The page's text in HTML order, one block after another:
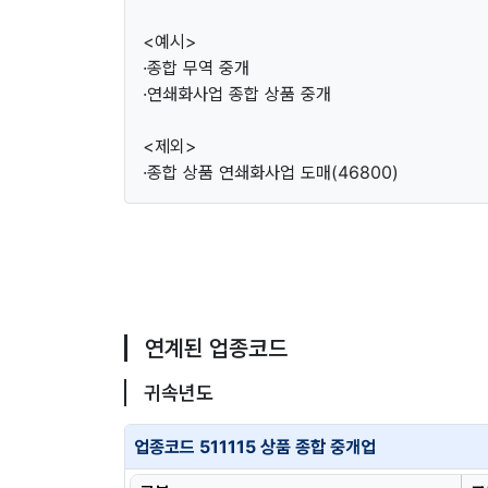
<예시>
·종합 무역 중개
·연쇄화사업 종합 상품 중개
<제외>
·종합 상품 연쇄화사업 도매(46800)
연계된 업종코드
귀속년도
업종코드 511115 상품 종합 중개업